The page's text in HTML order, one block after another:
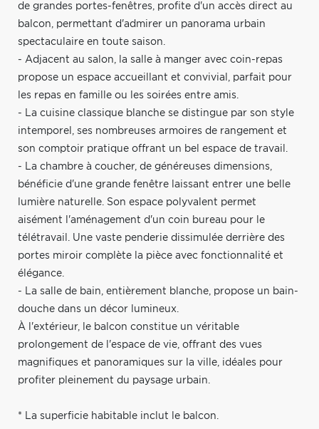
de grandes portes-fenêtres, profite d'un accès direct au
balcon, permettant d'admirer un panorama urbain
spectaculaire en toute saison.
- Adjacent au salon, la salle à manger avec coin-repas
propose un espace accueillant et convivial, parfait pour
les repas en famille ou les soirées entre amis.
- La cuisine classique blanche se distingue par son style
intemporel, ses nombreuses armoires de rangement et
son comptoir pratique offrant un bel espace de travail.
- La chambre à coucher, de généreuses dimensions,
bénéficie d'une grande fenêtre laissant entrer une belle
lumière naturelle. Son espace polyvalent permet
aisément l'aménagement d'un coin bureau pour le
télétravail. Une vaste penderie dissimulée derrière des
portes miroir complète la pièce avec fonctionnalité et
élégance.
- La salle de bain, entièrement blanche, propose un bain-
douche dans un décor lumineux.
À l'extérieur, le balcon constitue un véritable
prolongement de l'espace de vie, offrant des vues
magnifiques et panoramiques sur la ville, idéales pour
profiter pleinement du paysage urbain.
* La superficie habitable inclut le balcon.